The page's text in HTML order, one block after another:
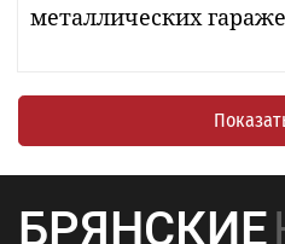
металлических
БРЯНСКИЕ